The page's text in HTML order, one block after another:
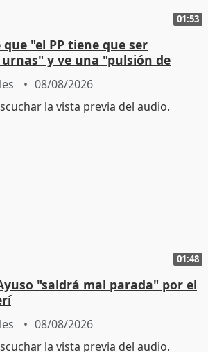
01:53
"el PP tiene que ser
y ve una "pulsión de
08/08/2026
01:48
"saldrá mal parada" por el
08/08/2026